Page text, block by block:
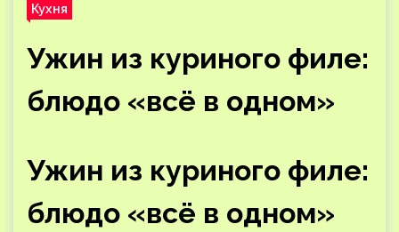
Кухня
Ужин из куриного филе:
блюдо «всё в одном»
Ужин из куриного филе:
блюдо «всё в одном»